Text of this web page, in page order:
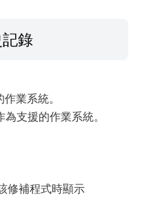
錄
業系統。
支援的作業系統。
修補程式時顯示